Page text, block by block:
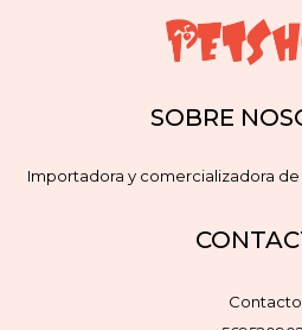
SOBRE
Importadora y comercializadora
Contacto